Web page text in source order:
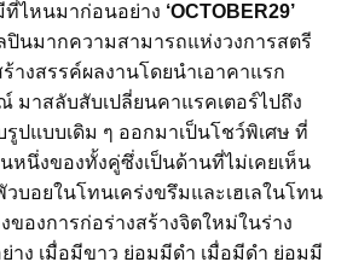
ไหนมาก่อนอย่าง ‘OCTOBER29’
ปินมากความสามารถแห่งวงการสตรี
างสรรค์ผลงานโดยนำเอาคาแรก
มาสลับสับเปลี่ยนคาแรคเตอร์ไปถึง
ปแบบเดิม ๆ ออกมาเป็นโชว์พิเศษ ที่
หนึ่งของทั้งคู่ซึ่งเป็นด้านที่ไม่เคยเห็น
บอยในโทนเคร่งขรึมและเฮเลในโทน
องการก่อร่างสร้างจิตใหม่ในร่าง
าง เมื่อมีขาว ย่อมมีดำ เมื่อมีดำ ย่อมมี